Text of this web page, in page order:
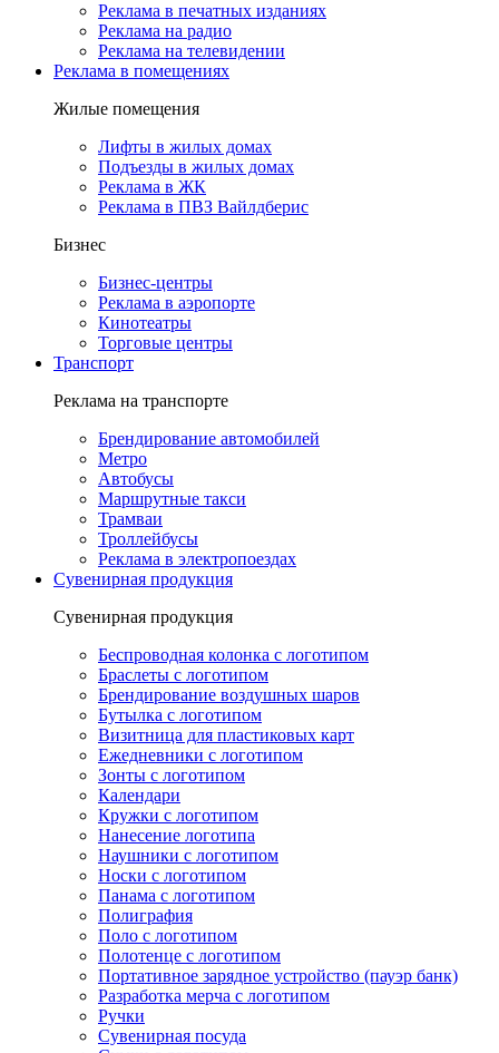
Реклама в печатных изданиях
Реклама на радио
Реклама на телевидении
Реклама в помещениях
Жилые помещения
Лифты в жилых домах
Подъезды в жилых домах
Реклама в ЖК
Реклама в ПВЗ Вайлдберис
Бизнес
Бизнес-центры
Реклама в аэропорте
Кинотеатры
Торговые центры
Транспорт
Реклама на транспорте
Брендирование автомобилей
Метро
Автобусы
Маршрутные такси
Трамваи
Троллейбусы
Реклама в электропоездах
Сувенирная продукция
Сувенирная продукция
Беспроводная колонка с логотипом
Браслеты с логотипом
Брендирование воздушных шаров
Бутылка с логотипом
Визитница для пластиковых карт
Ежедневники с логотипом
Зонты с логотипом
Календари
Кружки с логотипом
Нанесение логотипа
Наушники с логотипом
Носки с логотипом
Панама с логотипом
Полиграфия
Поло с логотипом
Полотенце с логотипом
Портативное зарядное устройство (пауэр банк)
Разработка мерча с логотипом
Ручки
Сувенирная посуда